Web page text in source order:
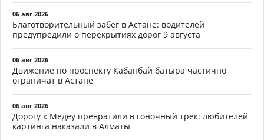
06 авг 2026
Благотворительный забег в Астане: водителей
предупредили о перекрытиях дорог 9 августа
06 авг 2026
Движение по проспекту Кабанбай батыра частично
ограничат в Астане
06 авг 2026
Дорогу к Медеу превратили в гоночный трек: любителей
картинга наказали в Алматы